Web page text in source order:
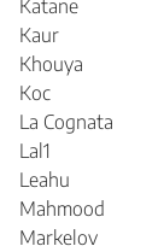
Katane
Kaur
Khouya
Koc
La Cognata
Lal1
Leahu
Mahmood
Markelov